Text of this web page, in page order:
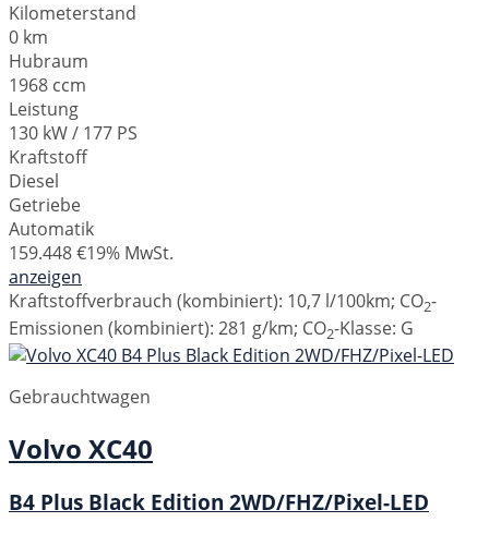
Kilometerstand
0 km
Hubraum
1968 ccm
Leistung
130 kW / 177 PS
Kraftstoff
Diesel
Getriebe
Automatik
159.448 €19% MwSt.
anzeigen
Kraftstoffverbrauch (kombiniert): 10,7 l/100km; CO2-
Emissionen (kombiniert): 281 g/km; CO2-Klasse: G
Gebrauchtwagen
Volvo XC40
B4 Plus Black Edition 2WD/FHZ/Pixel-LED